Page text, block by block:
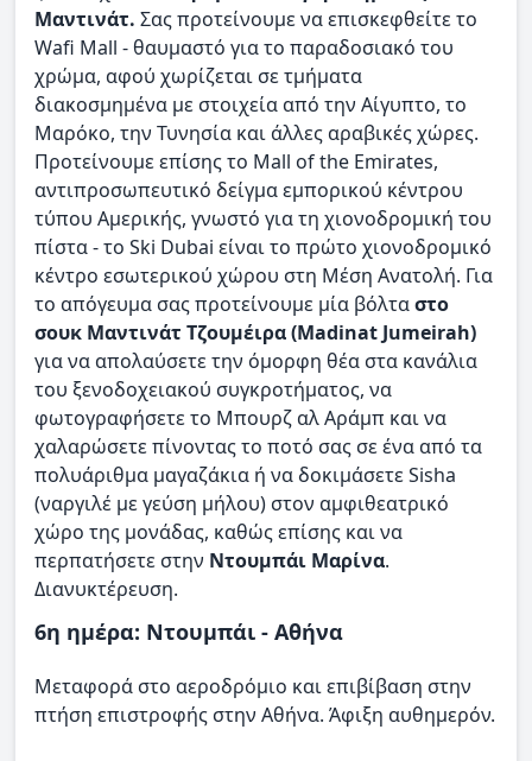
Μαντινάτ. Σας προτείνουμε να επισκεφθείτε το
Wafi Μall - θαυμαστό για το παραδοσιακό του
χρώμα, αφού χωρίζεται σε τμήματα
διακοσμημένα με στοιχεία από την Αίγυπτο, το
Μαρόκο, την Τυνησία και άλλες αραβικές χώρες.
Προτείνουμε επίσης το Μall of the Emirates,
αντιπροσωπευτικό δείγμα εμπορικού κέντρου
τύπου Αμερικής, γνωστό για τη χιονοδρομική του
πίστα - το Ski Dubai είναι το πρώτο χιονοδρομικό
κέντρο εσωτερικού χώρου στη Μέση Ανατολή. Για
το απόγευμα σας προτείνουμε μία βόλταστο
σουκ Μαντινάτ Τζουμέιρα (Madinat Jumeirah)
για να απολαύσετε την όμορφη θέα στα κανάλια
του ξενοδοχειακού συγκροτήματος, να
φωτογραφήσετε το Μπουρζ αλ Αράμπ και να
χαλαρώσετε πίνοντας το ποτό σας σε ένα από τα
πολυάριθμα μαγαζάκια ή να δοκιμάσετε Sisha
(ναργιλέ με γεύση μήλου) στον αμφιθεατρικό
χώρο της μονάδας, καθώς επίσης και να
περπατήσετε στην Ντουμπάι Μαρίνα.
Διανυκτέρευση.
6η ημέρα: Ντουμπάι - Αθήνα
Μεταφορά στο αεροδρόμιο και επιβίβαση στην
πτήση επιστροφής στην Αθήνα. Άφιξη αυθημερόν.